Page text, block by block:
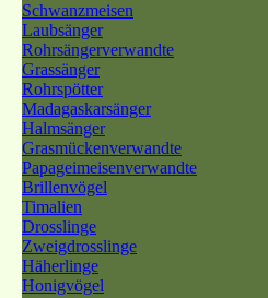
Schwanzmeisen
Laubsänger
Rohrsängerverwandte
Grassänger
Rohrspötter
Madagaskarsänger
Halmsänger
Grasmückenverwandte
Papageimeisenverwandte
Brillenvögel
Timalien
Drosslinge
Zweigdrosslinge
Häherlinge
Honigvögel